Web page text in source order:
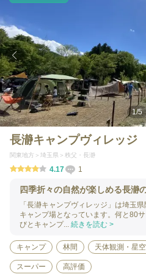
1/5
長瀞キャンプヴィレッジ
関東地方 埼玉県 秩父・長瀞
4.17 1
四季折々の自然が楽しめる長瀞
「長瀞キャンプヴィレッジ」は埼玉
キャンプ場となっています。何と80
びとキャンプ... 続きを読む >
キャンプ 林間 天体観測・星空
スーパー 高評価